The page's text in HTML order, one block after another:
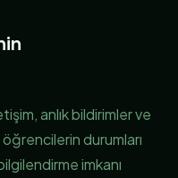
anlık bildirimler ve
durumları
imkanı